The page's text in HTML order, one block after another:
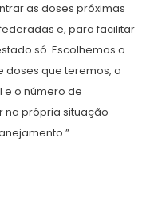
as doses próximas
e, para facilitar
só. Escolhemos o
doses que teremos, a
o número de
na própria situação